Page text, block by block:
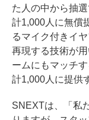
た人の中から抽
計1,000人に無償
るマイク付きイ
再現する技術が
ームにもマッチ
計1,000人に提供
SNEXTは、「私